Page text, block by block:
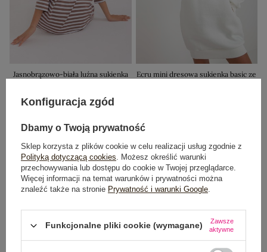
Jasnobrązowo-biała luźna sukienka
79,99 zł
Ecru mini dresowa sukienka basic ze
Najniższa cena z 30 dni:
Konfiguracja zgód
Dbamy o Twoją prywatność
Sklep korzysta z plików cookie w celu realizacji usług zgodnie z
Polityką dotyczącą cookies. Możesz określić warunki
przechowywania lub dostępu do cookie w Twojej przeglądarce.
Więcej informacji na temat warunków i prywatności można
znaleźć także na stronie Prywatność i warunki Google.
Funkcjonalne pliki cookie (wymagane)
Zawsze
aktywne